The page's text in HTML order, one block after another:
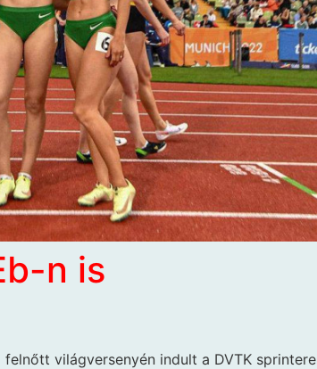
n is
világversenyén indult a DVTK sprintere